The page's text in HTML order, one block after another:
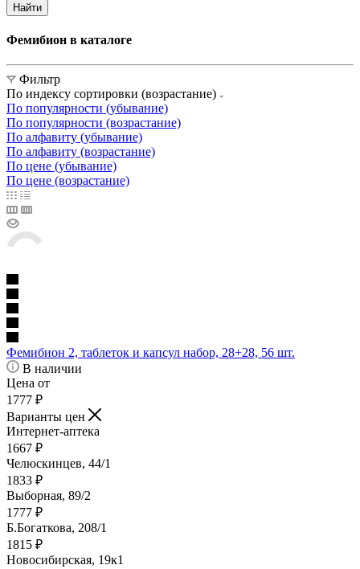
Найти
Фемибион в каталоге
Фильтр
По индексу сортировки (возрастание)
По популярности (убывание)
По популярности (возрастание)
По алфавиту (убывание)
По алфавиту (возрастание)
По цене (убывание)
По цене (возрастание)
Фемибион 2, таблеток и капсул набор, 28+28, 56 шт.
В наличии
Цена от
1777 ₽
Варианты цен
Интернет-аптека
1667 ₽
Челюскинцев, 44/1
1833 ₽
Выборная, 89/2
1777 ₽
Б.Богаткова, 208/1
1815 ₽
Новосибирская, 19к1